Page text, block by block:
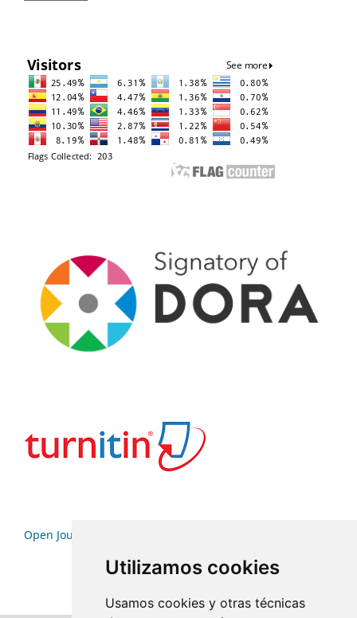
Utilizamos cookies
Usamos cookies y otras técnicas
Open Journal Systems